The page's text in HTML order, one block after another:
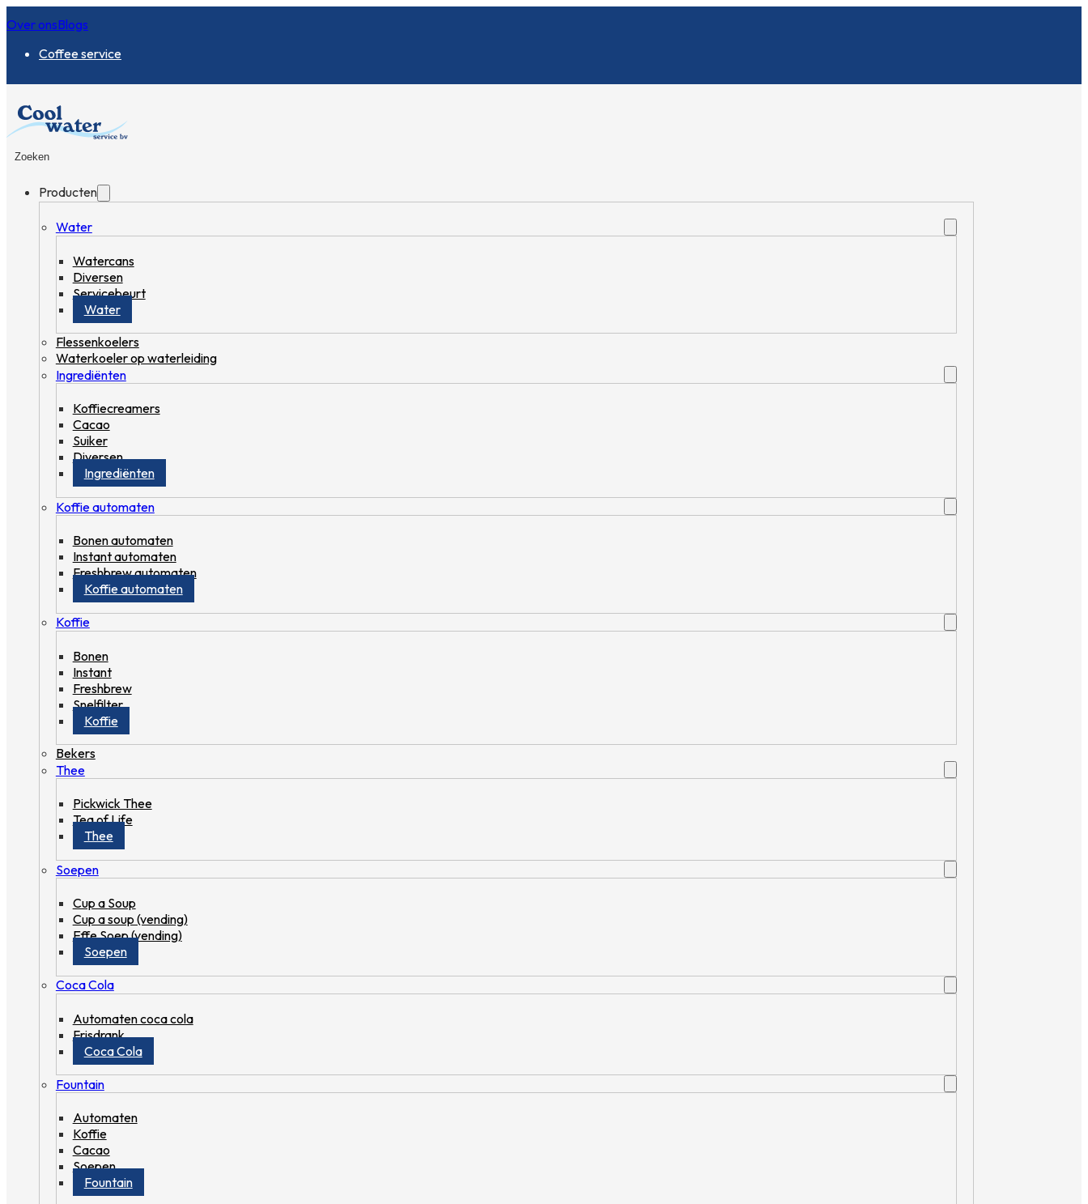
Over onsBlogs
Coffee service
Zoeken
Producten
Water
Watercans
Diversen
Servicebeurt
Water
Flessenkoelers
Waterkoeler op waterleiding
Ingrediënten
Koffiecreamers
Cacao
Suiker
Diversen
Ingrediënten
Koffie automaten
Bonen automaten
Instant automaten
Freshbrew automaten
Koffie automaten
Koffie
Bonen
Instant
Freshbrew
Snelfilter
Koffie
Bekers
Thee
Pickwick Thee
Tea of Life
Thee
Soepen
Cup a Soup
Cup a soup (vending)
Effe Soep (vending)
Soepen
Coca Cola
Automaten coca cola
Frisdrank
Coca Cola
Fountain
Automaten
Koffie
Cacao
Soepen
Fountain